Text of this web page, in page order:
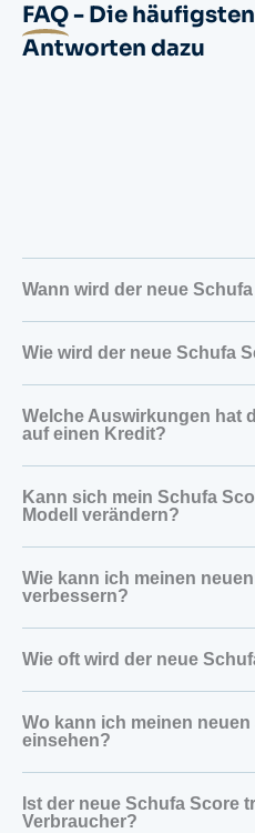
FAQ- Die
Antworten dazu
Wann wird der neue
Wie wird der neue Schufa
Welche Auswirkungen hat
auf einen Kredit?
Kann sich mein Schufa
Modell verändern?
Wie kann ich meinen
verbessern?
Wie oft wird der neue
Wo kann ich meinen
einsehen?
Ist der neue Schufa Score
Verbraucher?